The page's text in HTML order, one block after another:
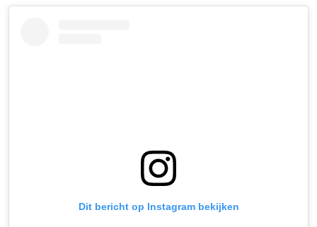
Dit bericht op Instagram bekijken